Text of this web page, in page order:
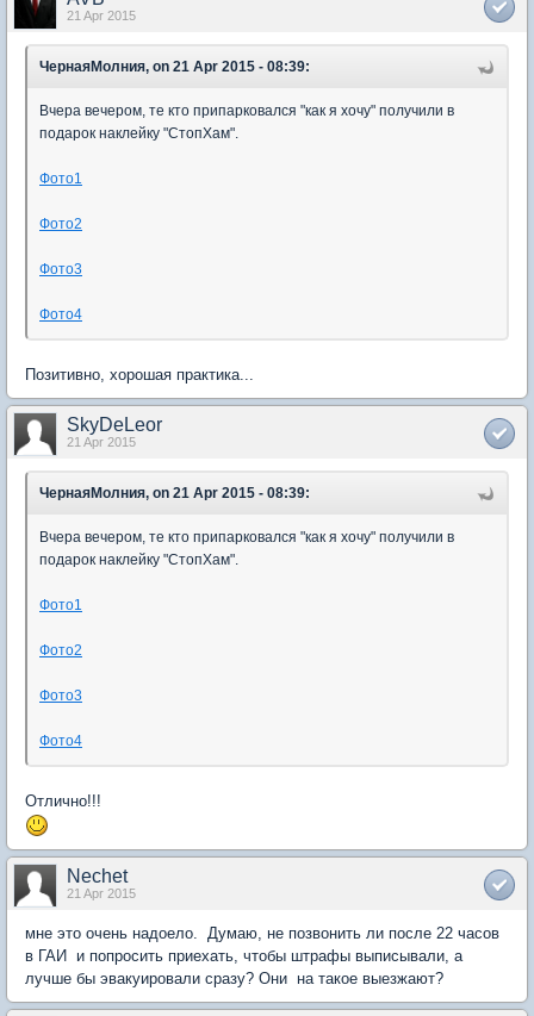
21 Apr 2015
ЧернаяМолния, on 21 Apr 2015 - 08:39:
Вчера вечером, те кто припарковался "как я хочу" получили в
подарок наклейку "СтопХам".
Фото1
Фото2
Фото3
Фото4
Позитивно, хорошая практика...
SkyDeLeor
21 Apr 2015
ЧернаяМолния, on 21 Apr 2015 - 08:39:
Вчера вечером, те кто припарковался "как я хочу" получили в
подарок наклейку "СтопХам".
Фото1
Фото2
Фото3
Фото4
Отлично!!!
Nechet
21 Apr 2015
мне это очень надоело. Думаю, не позвонить ли после 22 часов
в ГАИ и попросить приехать, чтобы штрафы выписывали, а
лучше бы эвакуировали сразу? Они на такое выезжают?